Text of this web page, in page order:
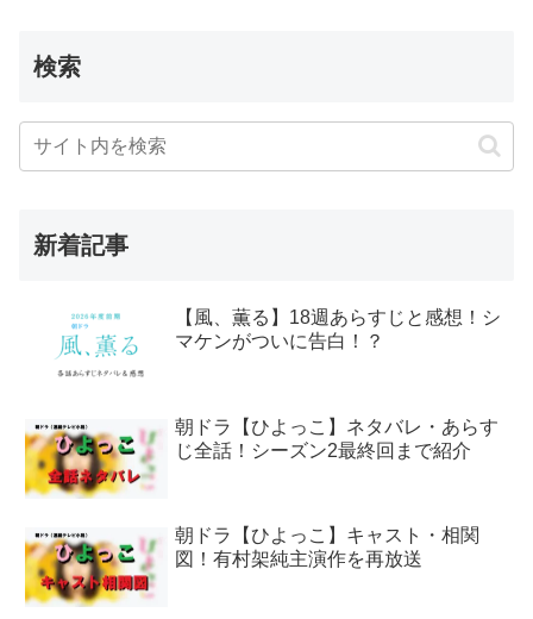
検索
新着記事
【風、薫る】18週あらすじと感想！シ
マケンがついに告白！？
朝ドラ【ひよっこ】ネタバレ・あらす
じ全話！シーズン2最終回まで紹介
朝ドラ【ひよっこ】キャスト・相関
図！有村架純主演作を再放送